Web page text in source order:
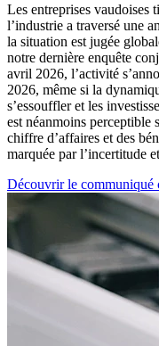
Les entreprises vaudoises
l’industrie a traversé une
la situation est jugée
notre dernière enquête
avril 2026, l’activité
2026, même si la
s’essouffler et les
est néanmoins perceptible
chiffre d’affaires et des
marquée par l’incertitude
Découvrir le communiqué